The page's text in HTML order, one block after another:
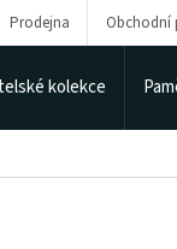
Prodejna Obchodní
kolekce